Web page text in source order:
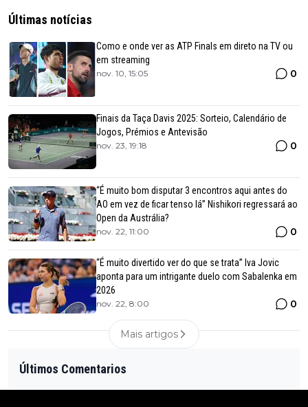
Últimas notícias
Como e onde ver as ATP Finals em direto na TV ou
em streaming
nov. 10, 15:05 0
Finais da Taça Davis 2025: Sorteio, Calendário de
Jogos, Prémios e Antevisão
nov. 23, 19:18 0
“É muito bom disputar 3 encontros aqui antes do
AO em vez de ficar tenso lá” Nishikori regressará ao
Open da Austrália?
nov. 22, 11:00 0
“É muito divertido ver do que se trata” Iva Jovic
aponta para um intrigante duelo com Sabalenka em
2026
nov. 22, 8:00 0
Mais artigos
Últimos Comentarios